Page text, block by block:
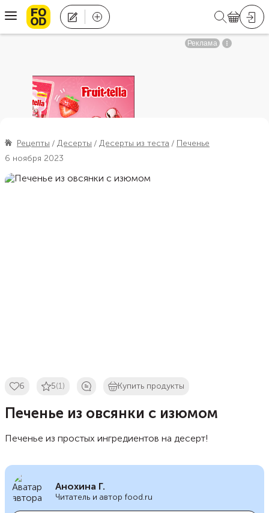
Рецепты Десерты Десерты из теста
Печенье
6 ноября 2023
6 5(1) Купить продукты
Печенье из овсянки с изюмом
Печенье из простых ингредиентов на десерт!
Анохина Г.
Читатель и автор food.ru